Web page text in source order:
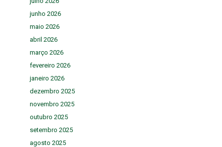
junho 2026
maio 2026
abril 2026
março 2026
fevereiro 2026
janeiro 2026
dezembro 2025
novembro 2025
outubro 2025
setembro 2025
agosto 2025